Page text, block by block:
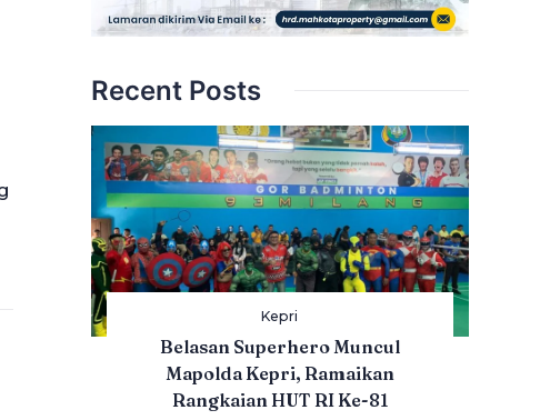
Recent Posts
Kepri
Belasan Superhero Muncul
Mapolda Kepri, Ramaikan
Rangkaian HUT RI Ke-81